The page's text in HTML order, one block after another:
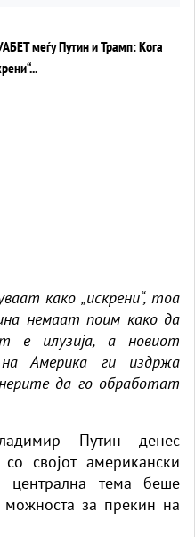
како „искрени“, тоа
немаат поим како да
е илузија, а новиот
Америка ги издржа
да го обработат
Путин денес
својот американски
централна тема беше
за прекин на